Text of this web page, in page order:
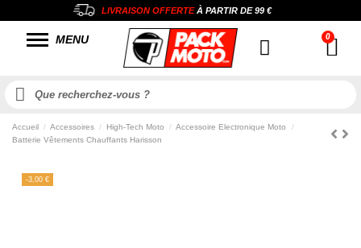
LIVRAISON OFFERTEÀ PARTIR DE99 €
MENU
Accueil Accessoires High-Tech Moto
Accessoire Electronique Moto
Batterie Vêtements Chauffants Harisson
-3,00 €